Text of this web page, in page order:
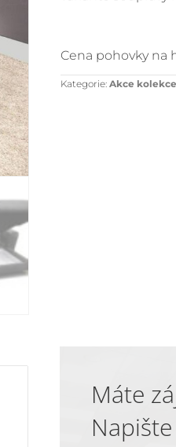
Cena pohovky na
Kategorie: Akce
Máte